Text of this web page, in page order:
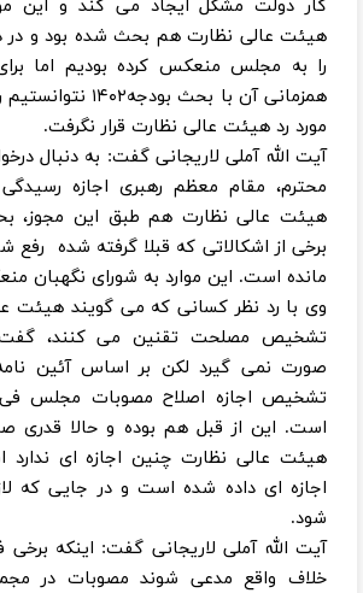
کار دولت مشکل ایجاد می کند و این
هیئت عالی نظارت هم بحث شده بود و در
را به مجلس منعکس کرده بودیم اما
همزمانی آن با بحث
مورد رد هیئت عالی نظارت قرار نگرفت.
آیت الله آملی لاریجانی گفت: به دنبال
محترم، مقام معظم رهبری اجازه
هیئت عالی نظارت هم طبق این
برخی از اشکالاتی که قبلا گرفته شده رفع
مانده است. این موارد به شورای نگهبان
وی با رد نظر کسانی که می گویند هیئت
تشخیص مصلحت تقنین می کنند، گفت:
صورت نمی گیرد لکن بر اساس آئین
تشخیص اجازه اصلاح مصوبات مجلس فی
است. این از قبل هم بوده و حالا قدری
هیئت عالی نظارت چنین اجازه ای ندارد
اجازه ای داده شده است و در جایی که
شود.
آیت الله آملی لاریجانی گفت: اینکه برخی
خلاف واقع مدعی شوند مصوبات در